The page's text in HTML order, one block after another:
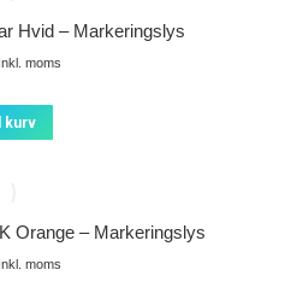
Hvid – Markeringslys
Inkl. moms
kurv
Orange – Markeringslys
Inkl. moms